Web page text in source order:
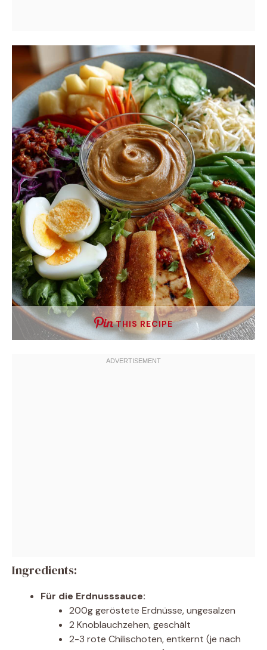
THIS RECIPE
Ingredients:
Für die Erdnusssauce:
200g geröstete Erdnüsse, ungesalzen
2 Knoblauchzehen, geschält
2-3 rote Chilischoten, entkernt (je nach